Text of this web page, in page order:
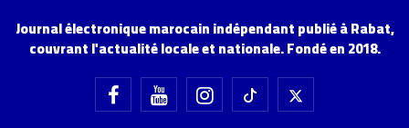
Journal électronique marocain indépendant publié à Rabat,
couvrant l'actualité locale et nationale. Fondé en 2018.